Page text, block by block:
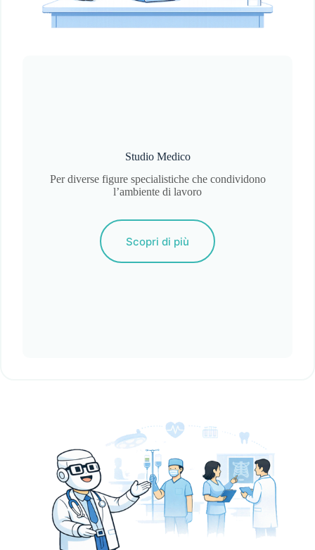
Studio Medico
Per diverse figure specialistiche che condividono
l’ambiente di lavoro
Scopri di più